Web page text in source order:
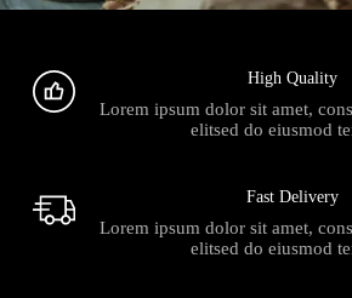
High Quality
Lorem ipsum dolor sit amet,
elitsed do eiusmod
Fast Delivery
Lorem ipsum dolor sit amet,
elitsed do eiusmod